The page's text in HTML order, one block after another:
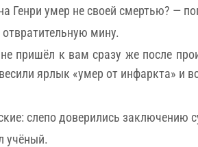
умер не своей смертью? —
мину.
пришёл к вам сразу же после
ярлык «умер от инфаркта» и
слепо доверились заключению
учёный.